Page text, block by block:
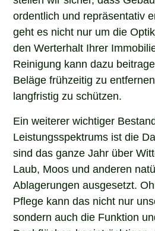
ordentlich und repräsentativ
geht es nicht nur um die
den Werterhalt Ihrer
Reinigung kann dazu
Beläge frühzeitig zu
langfristig zu schützen.
Ein weiterer wichtiger
Leistungsspektrums ist die
sind das ganze Jahr über
Laub, Moos und anderen
Ablagerungen ausgesetzt.
Pflege kann das nicht nur
sondern auch die Funktion
Dachflächen beeinträchtigen.